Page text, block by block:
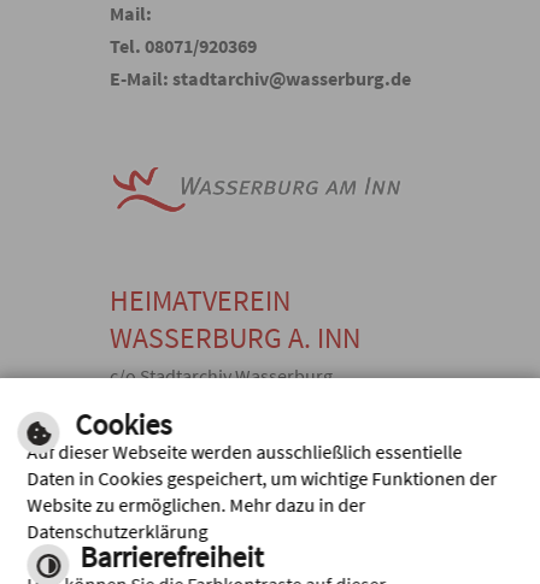
Mail:
Tel. 08071/920369
E-Mail: stadtarchiv@wasserburg.de
HEIMATVEREIN
WASSERBURG A. INN
c/o Stadtarchiv Wasserburg,
a. Inn
TEL: +49
(0) 8071
920369,
FAX: +49
(0) 8071
920371,
E-
MAIL
SEND
Inhalt|Impressum| Hilfe
Cookies
Auf dieser Webseite werden ausschließlich essentielle
Daten in Cookies gespeichert, um wichtige Funktionen der
Website zu ermöglichen. Mehr dazu in der
Datenschutzerklärung
Barrierefreiheit